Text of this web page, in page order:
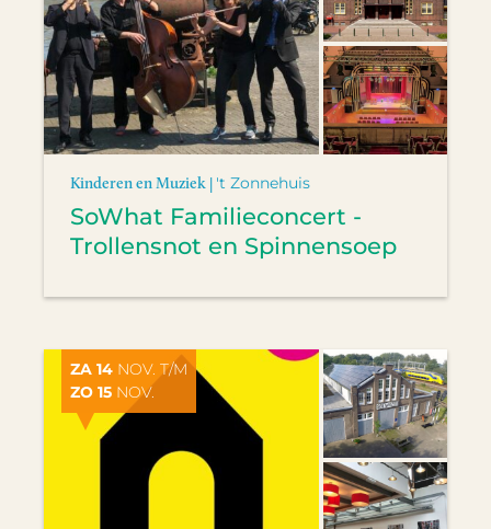
Kinderen en Muziek | 't Zonnehuis
SoWhat Familieconcert -
Trollensnot en Spinnensoep
ZA 14 NOV. T/M
ZO 15 NOV.